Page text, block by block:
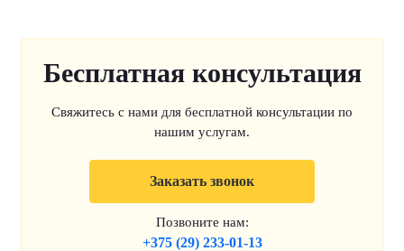
Бесплатная консультация
Свяжитесь с нами для бесплатной консультации по
нашим услугам.
Заказать звонок
Позвоните нам:
+375 (29) 233-01-13